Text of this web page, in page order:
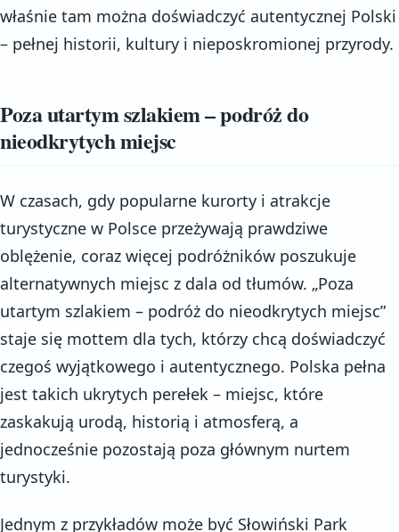
właśnie tam można doświadczyć autentycznej Polski
– pełnej historii, kultury i nieposkromionej przyrody.
Poza utartym szlakiem – podróż do
nieodkrytych miejsc
W czasach, gdy popularne kurorty i atrakcje
turystyczne w Polsce przeżywają prawdziwe
oblężenie, coraz więcej podróżników poszukuje
alternatywnych miejsc z dala od tłumów. „Poza
utartym szlakiem – podróż do nieodkrytych miejsc”
staje się mottem dla tych, którzy chcą doświadczyć
czegoś wyjątkowego i autentycznego. Polska pełna
jest takich ukrytych perełek – miejsc, które
zaskakują urodą, historią i atmosferą, a
jednocześnie pozostają poza głównym nurtem
turystyki.
Jednym z przykładów może być Słowiński Park